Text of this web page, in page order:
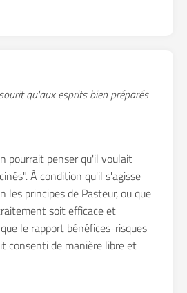
qu'aux esprits bien préparés
pourrait penser qu'il voulait
À condition qu'il s'agisse
les principes de Pasteur, ou que
soit efficace et
le rapport bénéfices-risques
consenti de manière libre et